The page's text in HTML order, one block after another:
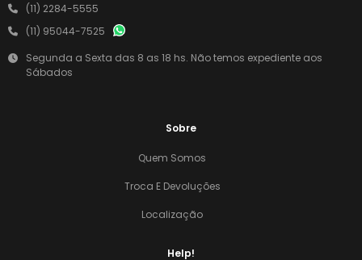
(11) 2284-5555
(11) 95044-7525
Segunda a Sexta das 8 as 18 hs. Não temos expediente aos
Sábados
Sobre
Quem Somos
Troca E Devoluções
Localização
Help!